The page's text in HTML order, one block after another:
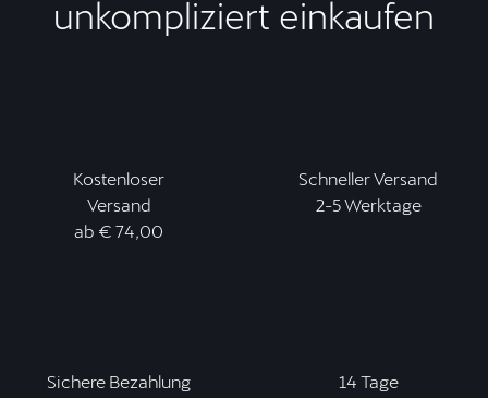
unkompliziert einkaufen
Kostenloser
Versand
ab € 74,00
Schneller Versand
2-5 Werktage
Sichere Bezahlung
14 Tage